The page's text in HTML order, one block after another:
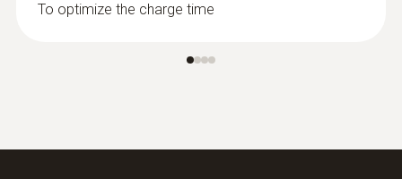
To optimize the charge time